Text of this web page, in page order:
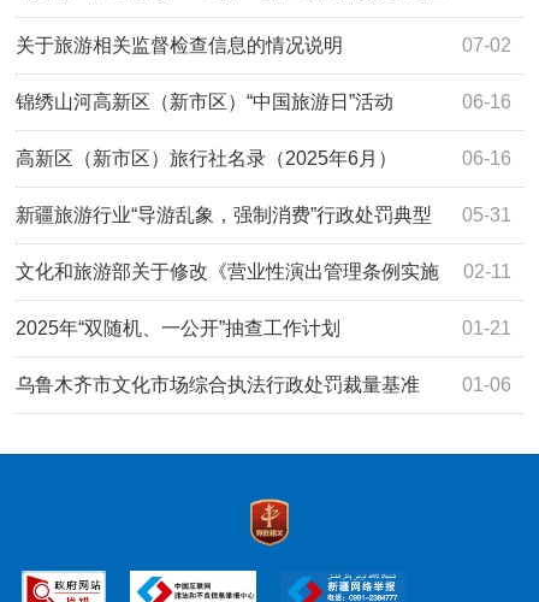
州街：烟火三百米，城长二十年 07-02
关于旅游相关监督检查信息的情况说明
06-16
锦绣山河高新区（新市区）“中国旅游日”活动
06-16
高新区（新市区）旅行社名录（2025年6月）
05-31
新疆旅游行业“导游乱象，强制消费”行政处罚典型
案例（第一批） 02-11
文化和旅游部关于修改《营业性演出管理条例实施
细则》的决定 01-21
2025年“双随机、一公开”抽查工作计划
01-06
乌鲁木齐市文化市场综合执法行政处罚裁量基准